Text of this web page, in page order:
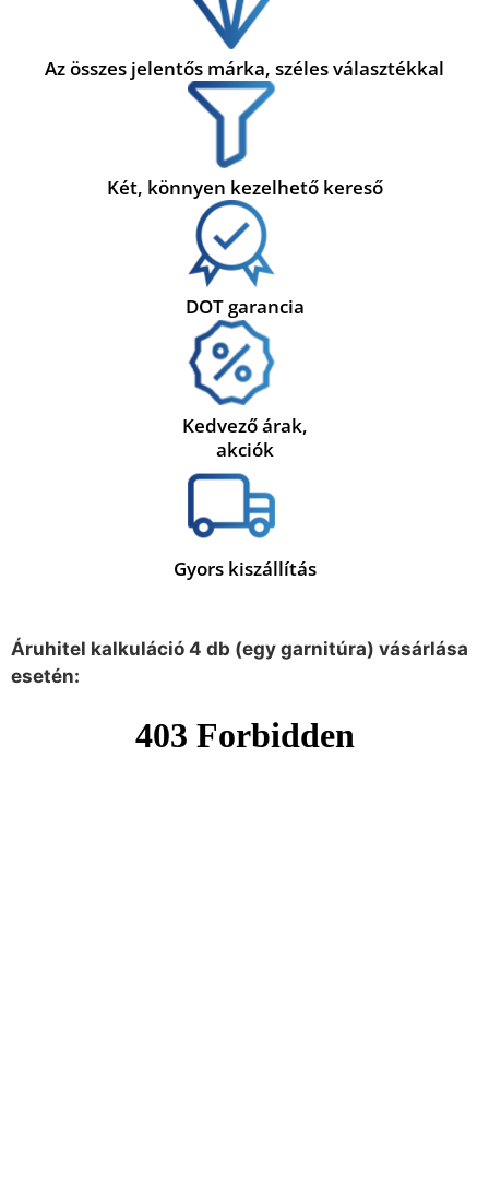
Az összes jelentős márka, széles választékkal
Két, könnyen kezelhető kereső
DOT garancia
Kedvező árak,
akciók
Gyors kiszállítás
Áruhitel kalkuláció 4 db (egy garnitúra) vásárlása
esetén: